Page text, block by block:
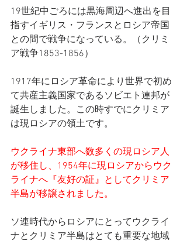
19世紀中ごろには黒海周辺へ進出を目
指すイギリス・フランスとロシア帝国
との間で戦争になっている。（クリミ
ア戦争1853-1856）
1917年にロシア革命により世界で初め
て共産主義国家であるソビエト連邦が
誕生しました。この時すでにクリミア
は現ロシアの領土です。
ウクライナ東部へ数多くの現ロシア人
が移住し、1954年に現ロシアからウク
ライナへ『友好の証』としてクリミア
半島が移譲されました。
ソ連時代からロシアにとってウクライ
ナとクリミア半島はとても重要な地域